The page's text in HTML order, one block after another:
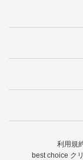
利用規
best choice ク